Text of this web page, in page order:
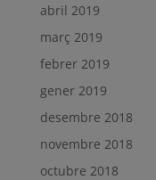
abril 2019
març 2019
febrer 2019
gener 2019
desembre 2018
novembre 2018
octubre 2018